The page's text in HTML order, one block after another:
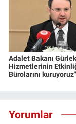
Adalet Bakanı
Hizmetlerinin
Bürolarını kuruyoruz"
Yorumlar